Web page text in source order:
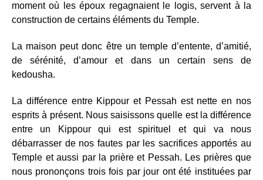
moment où les époux regagnaient le logis, servent à la
construction de certains éléments du Temple.
La maison peut donc être un temple d’entente, d’amitié,
de sérénité, d’amour et dans un certain sens de
kedousha.
La différence entre Kippour et Pessah est nette en nos
esprits à présent. Nous saisissons quelle est la différence
entre un Kippour qui est spirituel et qui va nous
débarrasser de nos fautes par les sacrifices apportés au
Temple et aussi par la prière et Pessah. Les prières que
nous prononçons trois fois par jour ont été instituées par